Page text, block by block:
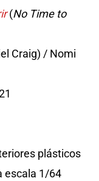
(No Time to
Craig) / Nomi
plásticos
escala 1/64